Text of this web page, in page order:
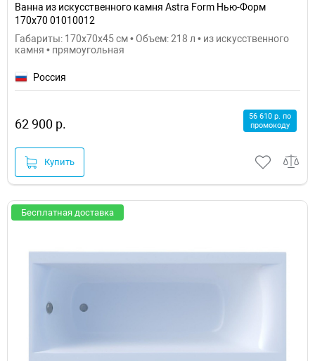
Ванна из искусственного камня Astra Form Нью-Форм
170х70 01010012
Габариты: 170x70x45 см • Объем: 218 л • из искусственного
камня • прямоугольная
Россия
62 900 р.
56 610 р. по
промокоду
Купить
Бесплатная доставка